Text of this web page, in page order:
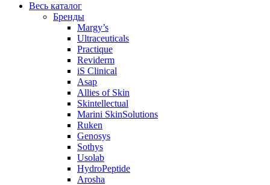
Весь каталог
Бренды
Margy’s
Ultraceuticals
Practique
Reviderm
iS Clinical
Asap
Allies of Skin
Skintellectual
Marini SkinSolutions
Ruken
Genosys
Sothys
Usolab
HydroPeptide
Arosha